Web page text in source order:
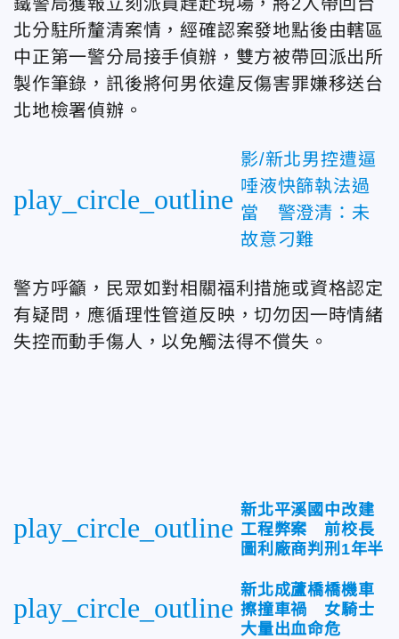
北分駐所釐清案情，經確認案發地點後由轄區
中正第一警分局接手偵辦，雙方被帶回派出所
製作筆錄，訊後將何男依違反傷害罪嫌移送台
北地檢署偵辦。
play_circle_outline
影/新北男控遭逼
唾液快篩執法過
當 警澄清：未
故意刁難
警方呼籲，民眾如對相關福利措施或資格認定
有疑問，應循理性管道反映，切勿因一時情緒
失控而動手傷人，以免觸法得不償失。
play_circle_outline
新北平溪國中改建
工程弊案 前校長
圖利廠商判刑1年半
play_circle_outline
新北成蘆橋橋機車
擦撞車禍 女騎士
大量出血命危